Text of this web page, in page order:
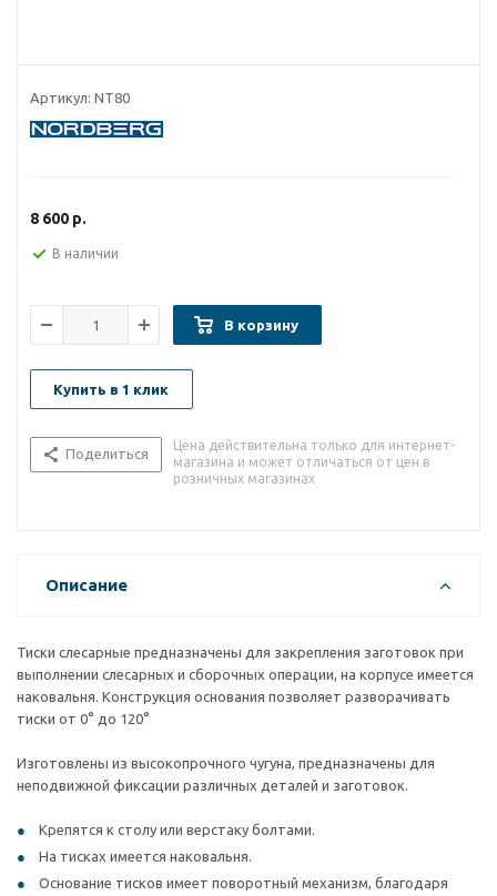
Артикул: NT80
8 600 р.
В наличии
В корзину
Купить в 1 клик
Поделиться
Цена действительна только для интернет-
магазина и может отличаться от цен в
розничных магазинах
Описание
Тиски слесарные предназначены для закрепления заготовок при
выполнении слесарных и сборочных операции, на корпусе имеется
наковальня. Конструкция основания позволяет разворачивать
тиски от 0° до 120°
Изготовлены из высокопрочного чугуна, предназначены для
неподвижной фиксации различных деталей и заготовок.
Крепятся к столу или верстаку болтами.
На тисках имеется наковальня.
Основание тисков имеет поворотный механизм, благодаря